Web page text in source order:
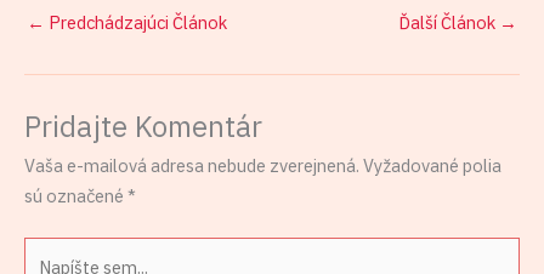
← Predchádzajúci Článok Ďalší Článok →
Pridajte Komentár
Vaša e-mailová adresa nebude zverejnená. Vyžadované polia
sú označené *